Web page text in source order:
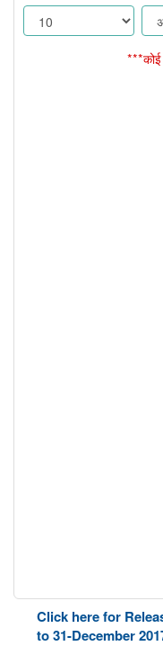
***कोई
Click here for
to 31-December